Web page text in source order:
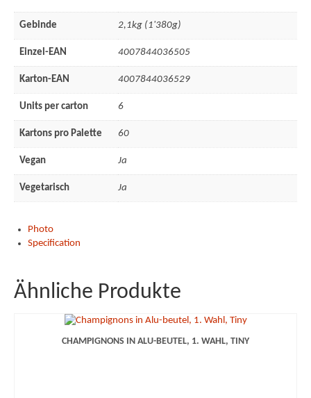
Freie Stellen
Sortiment
Angebot
AVLB & ATB
Impressum
Gebinde 2,1kg (1'380g)
Einzel-EAN 4007844036505
Karton-EAN 4007844036529
Units per carton 6
Kartons pro Palette 60
Vegan Ja
Vegetarisch Ja
Photo
Specification
Ähnliche Produkte
CHAMPIGNONS IN ALU-BEUTEL, 1. WAHL, TINY